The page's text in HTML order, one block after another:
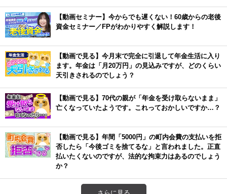
【動画セミナー】今からでも遅くない！60歳からの老後
資金セミナー／FPがわかりやすく解説します！
【動画で見る】今月末で完全に引退して年金生活に入り
ます。年金は「月20万円」の見込みですが、どのくらい
天引きされるのでしょう？
【動画で見る】70代の親が「年金を受け取らないまま」
亡くなっていたようです。これっておかしいですか…？
【動画で見る】年間「5000円」の町内会費の支払いを拒
否したら「今後ゴミを捨てるな」と言われました。正直
払いたくないのですが、法的な拘束力はあるのでしょう
か？
さらに見る